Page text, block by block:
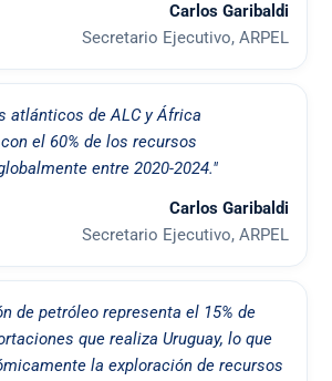
Carlos Garibaldi
Secretario Ejecutivo, ARPEL
atlánticos de ALC y África
el 60% de los recursos
entre 2020-2024."
Carlos Garibaldi
Secretario Ejecutivo, ARPEL
de petróleo representa el 15% de
que realiza Uruguay, lo que
la exploración de recursos